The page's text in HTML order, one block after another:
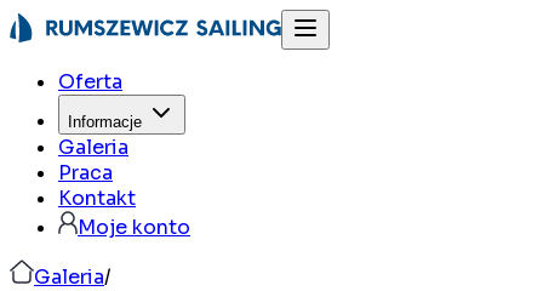
Oferta
Informacje
Galeria
Praca
Kontakt
Moje konto
Galeria/